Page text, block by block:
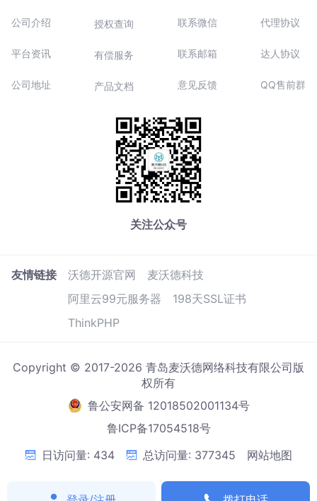
公司介绍
平台资讯
公司地址
授权查询
有偿服务
产品文档
联系微信
联系邮箱
意见反馈
代理协议
达人协议
QQ售前群
关注公众号
友情链接 沃德开源官网
麦沃德科技
阿里云99元服务器
198天SSL证书
ThinkPHP
Copyright © 2017-2026 青岛麦沃德网络科技有限公司版
权所有
鲁公安网备 12018502001134号
鲁ICP备17054518号
日访问量: 434
总访问量: 377345 网站地图